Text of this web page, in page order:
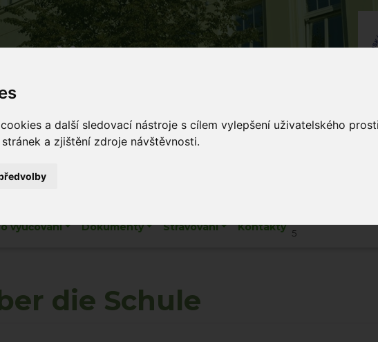
a další sledovací nástroje s cílem vylepšení uživatelského
a zjištění zdroje návštěvnosti.
Mládí
se v Mládí naučíš...
vyučování Dokumenty Stravování Kontakty
5
die Schule